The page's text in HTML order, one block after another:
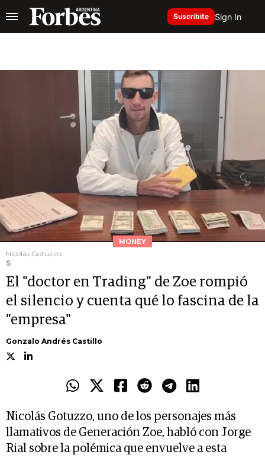
Suscribite Sign In
MONEY
Nicolás Gotuzzo
S
El "doctor en Trading" de Zoe rompió
el silencio y cuenta qué lo fascina de la
"empresa"
Gonzalo Andrés Castillo
Nicolás Gotuzzo, uno de los personajes más
llamativos de Generación Zoe, habló con Jorge
Rial sobre la polémica que envuelve a esta